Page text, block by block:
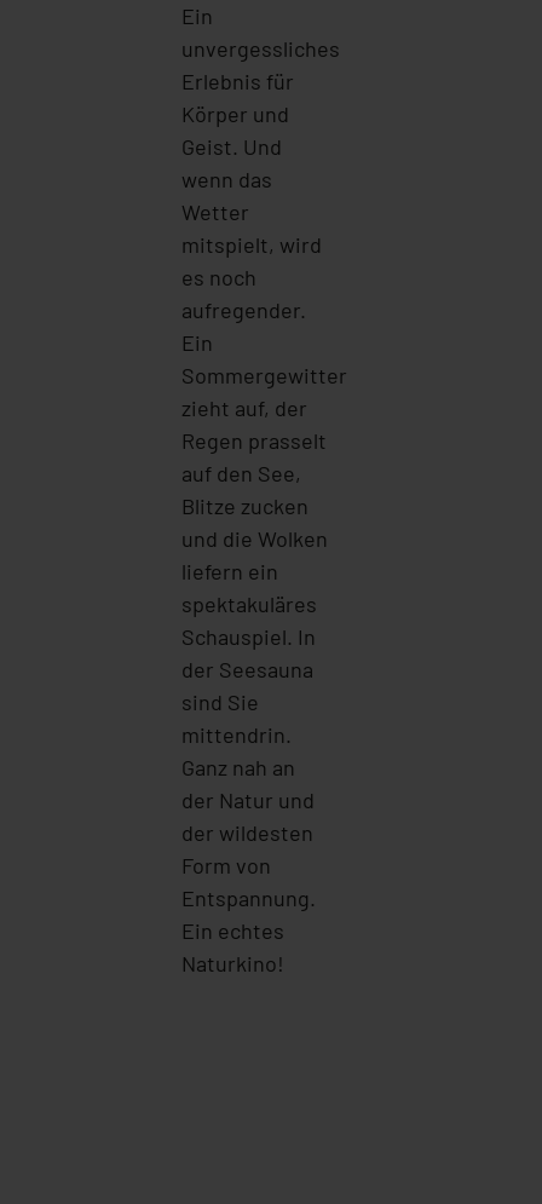
Ein
unvergessliches
Erlebnis für
Körper und
Geist. Und
wenn das
Wetter
mitspielt, wird
es noch
aufregender.
Ein
Sommergewitter
zieht auf, der
Regen prasselt
auf den See,
Blitze zucken
und die Wolken
liefern ein
spektakuläres
Schauspiel. In
der Seesauna
sind Sie
mittendrin.
Ganz nah an
der Natur und
der wildesten
Form von
Entspannung.
Ein echtes
Naturkino!